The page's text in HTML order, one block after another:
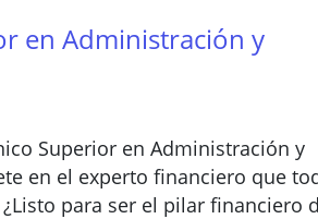
en Administración y
Superior en Administración y
en el experto financiero que
para ser el pilar financiero